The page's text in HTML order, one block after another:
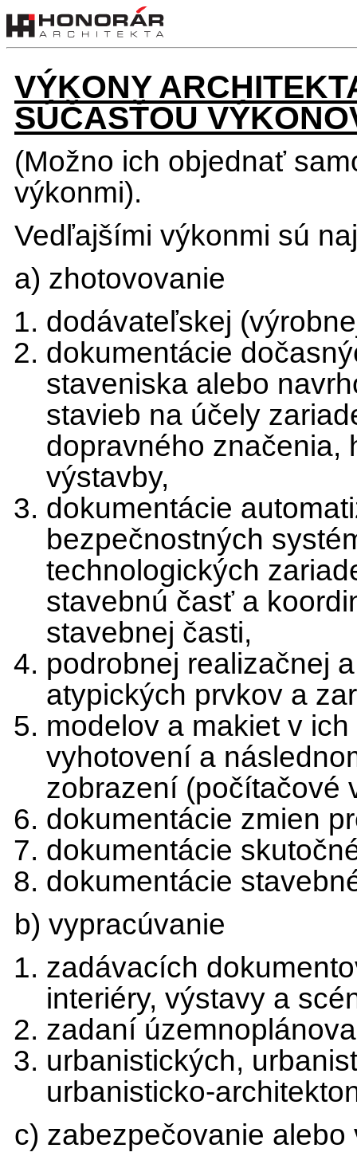
VÝKONY
SÚČASŤOU
(Možno ich objednať
výkonmi).
Vedľajšími výkonmi sú
a) zhotovovanie
dodávateľskej
dokumentácie
staveniska alebo
stavieb na účely
dopravného značenia,
výstavby,
dokumentácie
bezpečnostných
technologických
stavebnú časť a
stavebnej časti,
podrobnej realizačnej
atypických prvkov a
modelov a makiet v
vyhotovení a
zobrazení (počítačové
dokumentácie zmien
dokumentácie
dokumentácie
b) vypracúvanie
zadávacích
interiéry, výstavy a
zadaní
urbanistických,
urbanisticko-
c) zabezpečovanie alebo